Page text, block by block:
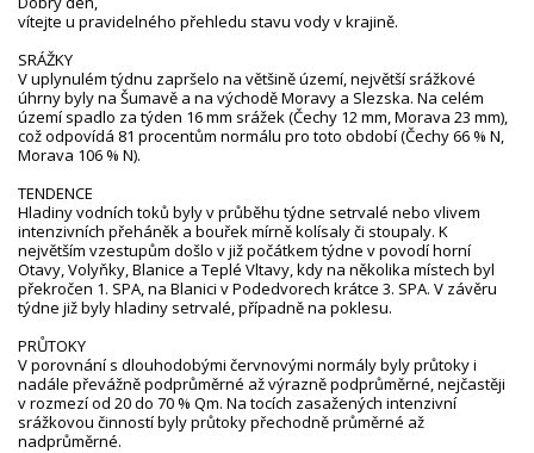
vítejte u pravidelného přehledu stavu vody v krajině.
SRÁŽKY
V uplynulém týdnu zapršelo na většině území, největší srážkové
úhrny byly na Šumavě a na východě Moravy a Slezska. Na celém
území spadlo za týden 16 mm srážek (Čechy 12 mm, Morava 23 mm),
což odpovídá 81 procentům normálu pro toto období (Čechy 66 % N,
Morava 106 % N).
TENDENCE
Hladiny vodních toků byly v průběhu týdne setrvalé nebo vlivem
intenzivních přeháněk a bouřek mírně kolísaly či stoupaly. K
největším vzestupům došlo v již počátkem týdne v povodí horní
Otavy, Volyňky, Blanice a Teplé Vltavy, kdy na několika místech byl
překročen 1. SPA, na Blanici v Podedvorech krátce 3. SPA. V závěru
týdne již byly hladiny setrvalé, případně na poklesu.
PRŮTOKY
V porovnání s dlouhodobými červnovými normály byly průtoky i
nadále převážně podprůměrné až výrazně podprůměrné, nejčastěji
v rozmezí od 20 do 70 % Qm. Na tocích zasažených intenzivní
srážkovou činností byly průtoky přechodně průměrné až
nadprůměrné.